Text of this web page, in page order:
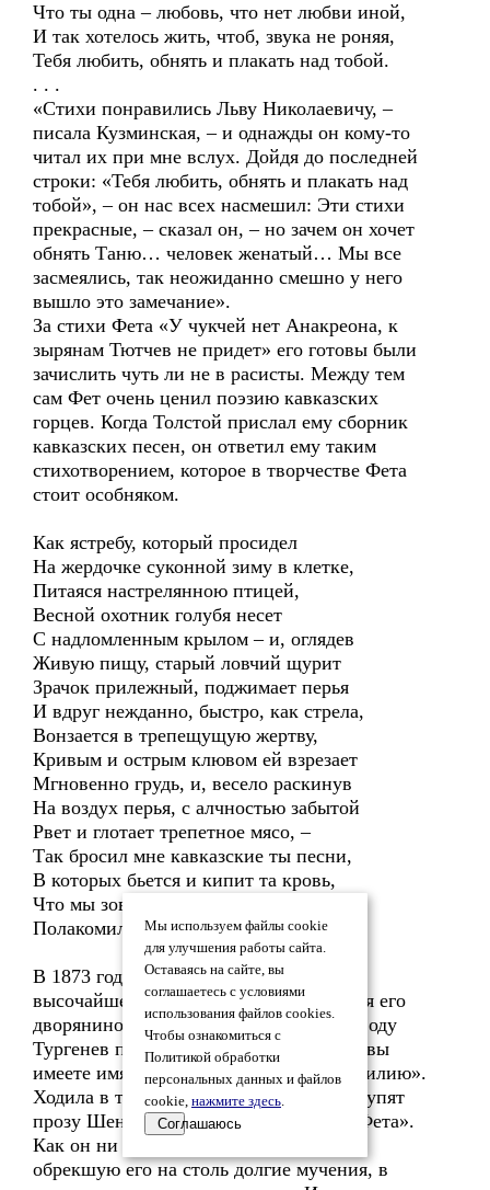
Что ты одна – любовь, что нет любви иной,
И так хотелось жить, чтоб, звука не роняя,
Тебя любить, обнять и плакать над тобой.
. . .
«Стихи понравились Льву Николаевичу, –
писала Кузминская, – и однажды он кому-то
читал их при мне вслух. Дойдя до последней
строки: «Тебя любить, обнять и плакать над
тобой», – он нас всех насмешил: Эти стихи
прекрасные, – сказал он, – но зачем он хочет
обнять Таню… человек женатый… Мы все
засмеялись, так неожиданно смешно у него
вышло это замечание».
За стихи Фета «У чукчей нет Анакреона, к
зырянам Тютчев не придет» его готовы были
зачислить чуть ли не в расисты. Между тем
сам Фет очень ценил поэзию кавказских
горцев. Когда Толстой прислал ему сборник
кавказских песен, он ответил ему таким
стихотворением, которое в творчестве Фета
стоит особняком.
Как ястребу, который просидел
На жердочке суконной зиму в клетке,
Питаяся настрелянною птицей,
Весной охотник голубя несет
С надломленным крылом – и, оглядев
Живую пищу, старый ловчий щурит
Зрачок прилежный, поджимает перья
И вдруг нежданно, быстро, как стрела,
Вонзается в трепещущую жертву,
Кривым и острым клювом ей взрезает
Мгновенно грудь, и, весело раскинув
На воздух перья, с алчностью забытой
Рвет и глотает трепетное мясо, –
Так бросил мне кавказские ты песни,
В которых бьется и кипит та кровь,
Что мы зовем поэзией. – Спасибо,
Полакомил ты старого ловца!
В 1873 году Фет, по прошению на
высочайшее имя, добивается признания его
дворянином Шеншиным. По этому поводу
Тургенев поиронизировал: «Как Фет – вы
имеете имя, как Шеншин – только фамилию».
Ходила в те годы злая эпиграмма: «Искупят
прозу Шеншина стихи пленительные Фета».
Как он ни ненавидел фамилию Фет,
обрекшую его на столь долгие мучения, в
Мы используем файлы cookie
для улучшения работы сайта.
Оставаясь на сайте, вы
соглашаетесь с условиями
использования файлов cookies.
Чтобы ознакомиться с
Политикой обработки
персональных данных и файлов
cookie, нажмите здесь.
Соглашаюсь